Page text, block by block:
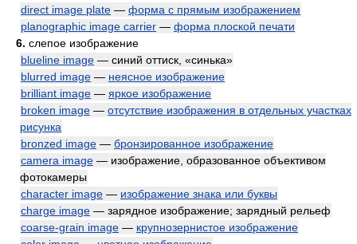
direct image plate — форма с прямым изображением
planographic image carrier — форма плоской печати
6. слепое изображение
blueline image — синий оттиск, «синька»
blurred image — неясное изображение
brilliant image — яркое изображение
broken image — отсутствие изображения в отдельных участках
рисунка
bronzed image — бронзированное изображение
camera image — изображение, образованное объективом
фотокамеры
character image — изображение знака или буквы
charge image — зарядное изображение; зарядный рельеф
coarse-grain image — крупнозернистое изображение